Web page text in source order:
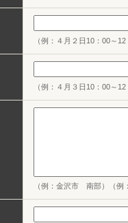
（例：４月２日10：00～
（例：４月３日10：00～
（例：金沢市 南部）（例